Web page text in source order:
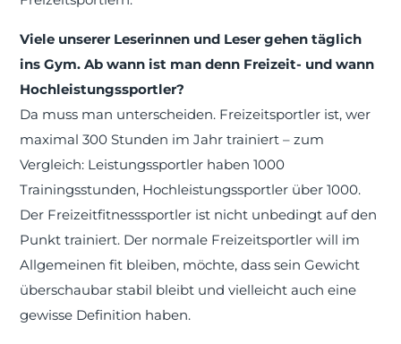
Viele unserer Leserinnen und Leser gehen täglich
ins Gym. Ab wann ist man denn Freizeit- und wann
Hochleistungssportler?
Da muss man unterscheiden. Freizeitsportler ist, wer
maximal 300 Stunden im Jahr trainiert – zum
Vergleich: Leistungssportler haben 1000
Trainingsstunden, Hochleistungssportler über 1000.
Der Freizeitfitnesssportler ist nicht unbedingt auf den
Punkt trainiert. Der normale Freizeitsportler will im
Allgemeinen fit bleiben, möchte, dass sein Gewicht
überschaubar stabil bleibt und vielleicht auch eine
gewisse Definition haben.